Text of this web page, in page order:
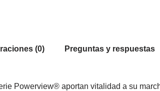
(0) Preguntas y respuestas
Powerview® aportan vitalidad a su